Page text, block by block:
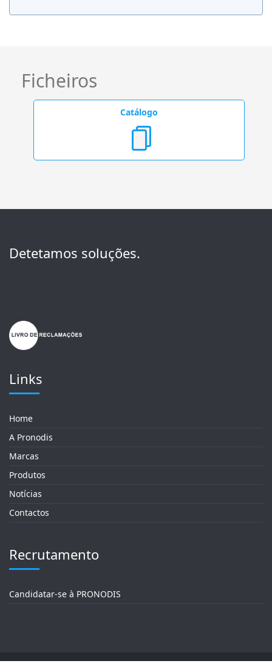
Ficheiros
Catálogo
Detetamos soluções.
Links
Home
A Pronodis
Marcas
Produtos
Notícias
Contactos
Recrutamento
Candidatar-se à PRONODIS